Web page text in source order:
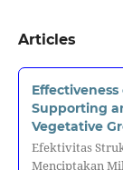
Articles
Supporting
Vegetative
Efektivitas
Menciptakan